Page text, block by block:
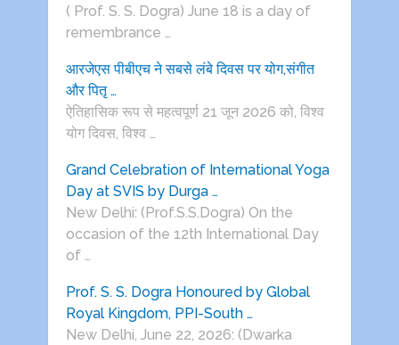
( Prof. S. S. Dogra) June 18 is a day of
remembrance …
आरजेएस पीबीएच ने सबसे लंबे दिवस पर योग,संगीत
और पितृ …
ऐतिहासिक रूप से महत्वपूर्ण 21 जून 2026 को, विश्व
योग दिवस, विश्व …
Grand Celebration of International Yoga
Day at SVIS by Durga …
New Delhi: (Prof.S.S.Dogra) On the
occasion of the 12th International Day
of …
Prof. S. S. Dogra Honoured by Global
Royal Kingdom, PPI-South …
New Delhi, June 22, 2026: (Dwarka